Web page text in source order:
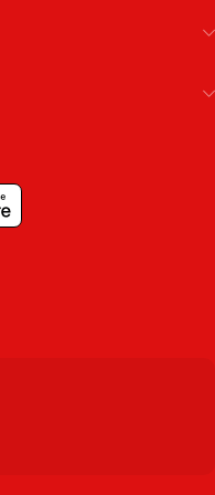
detayda yanınızda.
artırmak için